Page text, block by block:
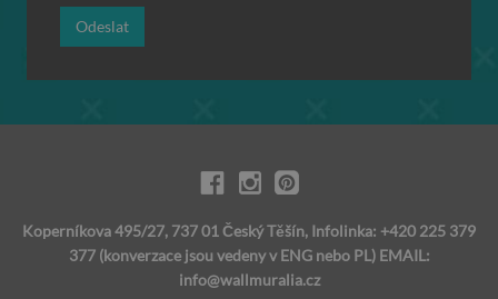
Odeslat
Koperníkova 495/27, 737 01 Český Těšín, Infolinka: +420 225 379
377 (konverzace jsou vedeny v ENG nebo PL) EMAIL:
info@wallmuralia.cz